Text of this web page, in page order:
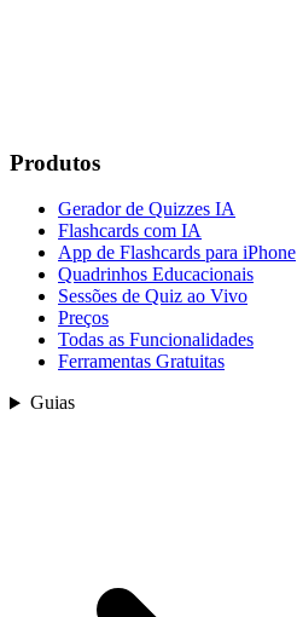
Produtos
Gerador de Quizzes IA
Flashcards com IA
App de Flashcards para iPhone
Quadrinhos Educacionais
Sessões de Quiz ao Vivo
Preços
Todas as Funcionalidades
Ferramentas Gratuitas
Guias